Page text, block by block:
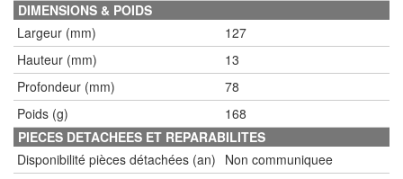
DIMENSIONS & POIDS
Largeur (mm)
127
Hauteur (mm)
13
Profondeur (mm)
78
Poids (g)
168
PIECES DETACHEES ET REPARABILITES
Disponibilité pièces détachées (an) Non communiquee